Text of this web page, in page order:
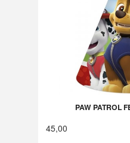
PAW PATROL
45,00